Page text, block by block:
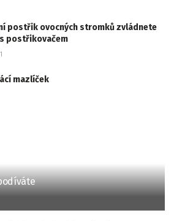
postřik ovocných stromků zvládnete
postřikovačem
mazlíček